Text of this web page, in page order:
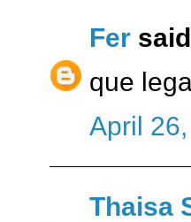
Fer
que
April
Thaisa